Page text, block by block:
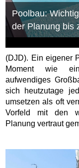
Poolbau:
der Planung bis
(DJD). Ein eigener
Moment wie
aufwendiges
sich heutzutage
umsetzen als oft
Vorfeld mit den
Planung vertraut